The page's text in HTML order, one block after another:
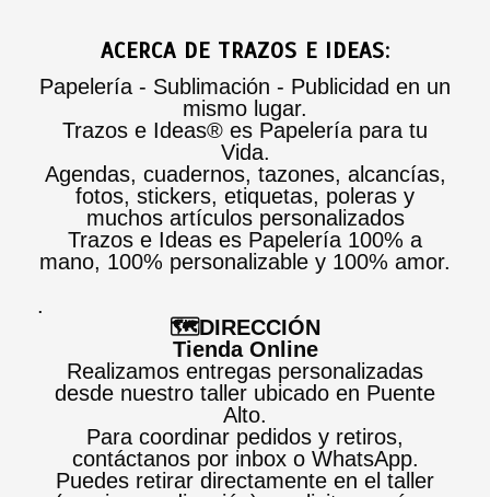
ACERCA DE TRAZOS E IDEAS:
Papelería - Sublimación - Publicidad en un
mismo lugar.
Trazos e Ideas® es Papelería para tu
Vida.
Agendas, cuadernos, tazones, alcancías,
fotos, stickers, etiquetas, poleras y
muchos artículos personalizados
Trazos e Ideas es Papelería 100% a
mano, 100% personalizable y 100% amor.
.
🗺️DIRECCIÓN
Tienda Online
Realizamos entregas personalizadas
desde nuestro taller ubicado en Puente
Alto.
Para coordinar pedidos y retiros,
contáctanos por inbox o WhatsApp.
Puedes retirar directamente en el taller